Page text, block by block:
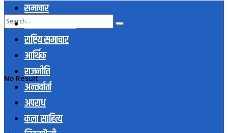
No Result
समाचार
स्थानिय समाचार
राष्ट्रिय समाचार
आर्थिक
राजनीति
अन्तर्वार्ता
अपराध
कला साहित्य